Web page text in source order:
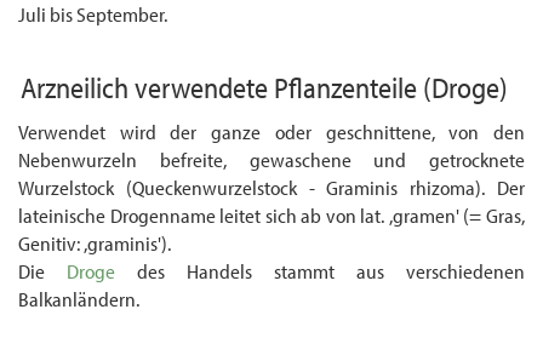
Juli bis September.
Arzneilich verwendete Pflanzenteile (Droge)
Verwendet wird der ganze oder geschnittene, von den
Nebenwurzeln befreite, gewaschene und getrocknete
Wurzelstock (Queckenwurzelstock - Graminis rhizoma). Der
lateinische Drogenname leitet sich ab von lat. ,gramen' (= Gras,
Genitiv: ,graminis').
Die Droge des Handels stammt aus verschiedenen
Balkanländern.